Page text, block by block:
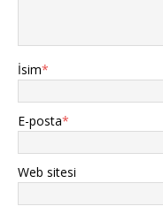
İsim*
E-posta*
Web sitesi